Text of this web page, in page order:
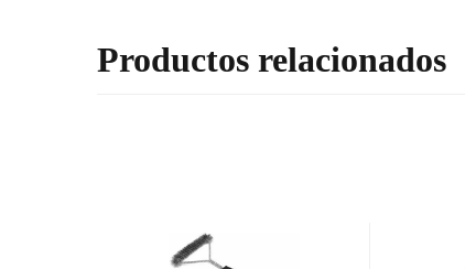
Productos relacionados